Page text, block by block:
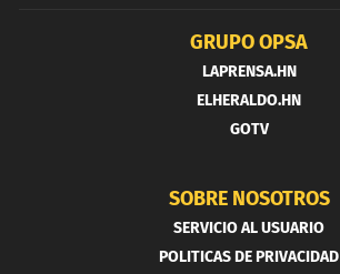
GRUPO OPSA
LAPRENSA.HN
ELHERALDO.HN
GOTV
SOBRE NOSOTROS
SERVICIO AL USUARIO
POLITICAS DE PRIVACIDAD